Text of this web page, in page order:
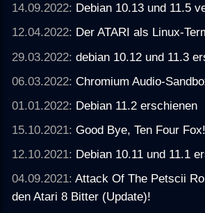
14.09.2022: Debian 10.13 und 11.5
12.04.2022: Der ATARI als Linux-
29.03.2022:debian 10.12 und 11.3
06.03.2022:Chromium Audio-
01.01.2022: Debian 11.2 erschienen
15.10.2021:Good Bye, Ten Four Fox!
12.10.2021: Debian 10.11 und 11.1
04.09.2021:Attack Of The Petscii
den Atari 8 Bitter (Update)!